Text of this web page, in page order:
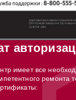
имеет все
ремонта